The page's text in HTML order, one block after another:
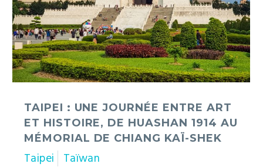
histoire,
de
Huashan
1914
au
mémorial
Chiang
Kaï-
shek
TAIPEI : UNE JOURNÉE ENTRE ART
ET HISTOIRE, DE HUASHAN 1914 AU
MÉMORIAL DE CHIANG KAÏ-SHEK
Taipei Taïwan